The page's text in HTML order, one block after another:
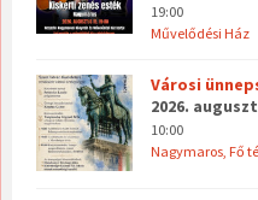
19:00
Művelődési Ház
Városi
2026.
10:00
Nagymaros, Fő